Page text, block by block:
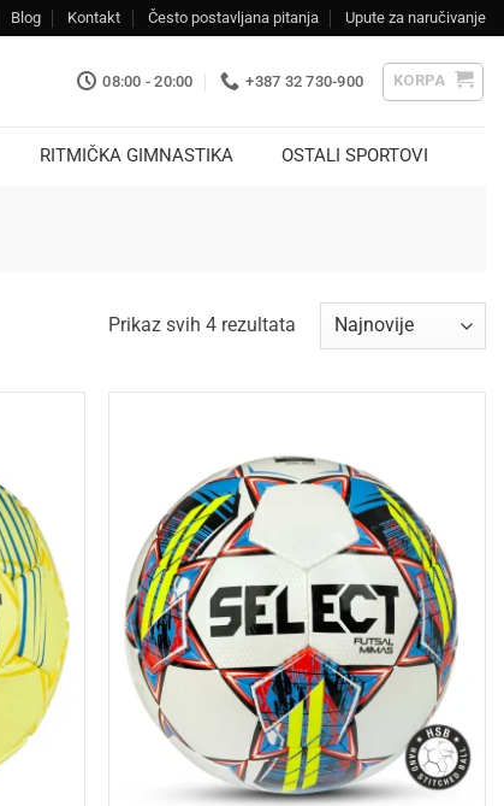
Blog Kontakt Često postavljana pitanja Upute za naručivanje
08:00 - 20:00 +387 32 730-900 KORPA
RITMIČKA GIMNASTIKA OSTALI SPORTOVI
Prikaz svih 4 rezultataSorted